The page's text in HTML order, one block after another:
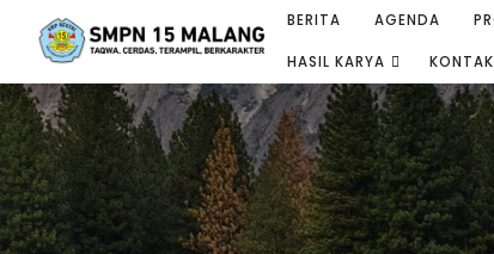
BERITA AGENDA
HASIL KARYA KONTAK